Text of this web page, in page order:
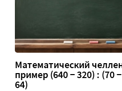
Математический
пример (640 − 320) : (70
64)